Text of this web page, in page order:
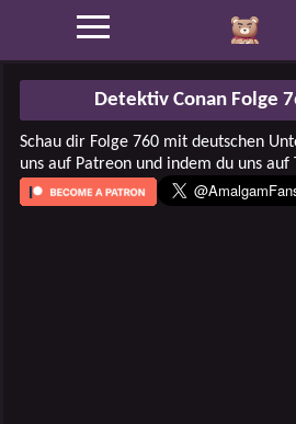
Detektiv Conan Folge
Schau dir Folge 760 mit deutschen
uns auf Patreon und indem du uns